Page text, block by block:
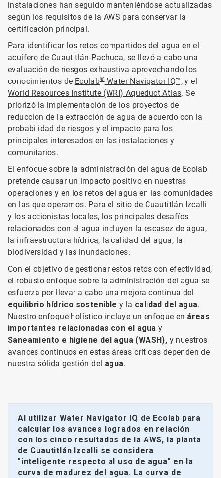
instalaciones han seguido manteniéndose actualizadas
según los requisitos de la AWS para conservar la
certificación principal.
Para identificar los retos compartidos del agua en el
acuífero de Cuautitlán-Pachuca, se llevó a cabo una
evaluación de riesgos exhaustiva aprovechando los
conocimientos de Ecolab®Water Navigator IQ™, y el
World Resources Institute (WRI) Aqueduct Atlas. Se
priorizó la implementación de los proyectos de
reducción de la extracción de agua de acuerdo con la
probabilidad de riesgos y el impacto para los
principales interesados en las instalaciones y
comunitarios.
El enfoque sobre la administración del agua de Ecolab
pretende causar un impacto positivo en nuestras
operaciones y en los retos del agua en las comunidades
en las que operamos. Para el sitio de Cuautitlán Izcalli
y los accionistas locales, los principales desafíos
relacionados con el agua incluyen la escasez de agua,
la infraestructura hídrica, la calidad del agua, la
biodiversidad y las inundaciones.
Con el objetivo de gestionar estos retos con efectividad,
el robusto enfoque sobre la administración del agua se
esfuerza por llevar a cabo una mejora continua del
equilibrio hídrico sostenible y la calidad del agua.
Nuestro enfoque holístico incluye un enfoque en áreas
importantes relacionadas con el agua y
Saneamiento e higiene del agua (WASH), y nuestros
avances continuos en estas áreas críticas dependen de
nuestra sólida gestión del agua.
Al utilizar Water Navigator IQ de Ecolab para
calcular los avances logrados en relación
con los cinco resultados de la AWS, la planta
de Cuautitlán Izcalli se considera
"inteligente respecto al uso de agua" en la
curva de madurez del agua. La curva de